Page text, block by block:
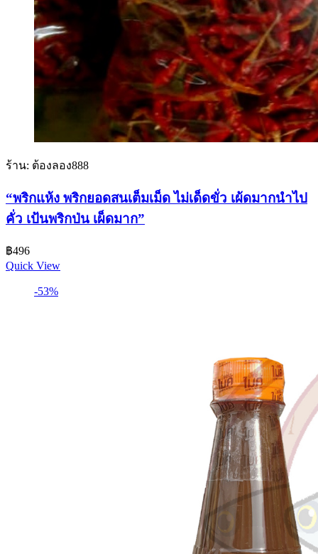
ร้าน: ต้องลอง888
“พริกแห้ง พริกยอดสนเต็มเม็ด ไม่เด็ดขั่ว เผ้ดมากนำไป
คั่ว เป้นพริกป่น เผ็ดมาก”
฿496
Quick View
-53%